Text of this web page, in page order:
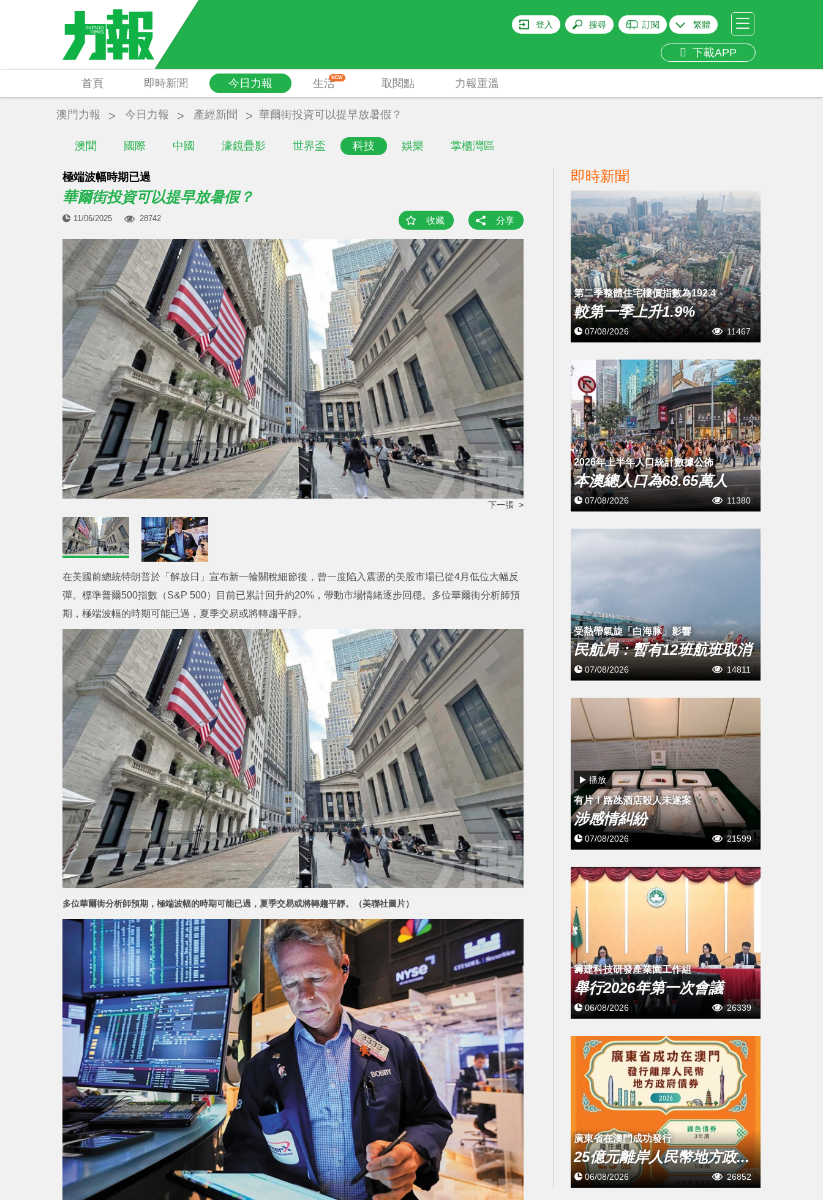
登入 搜尋 訂閱 繁體
下載APP
首頁 即時新聞 今日力報
澳聞 國際 中國 濠鏡疊影 世界盃 科技 娛樂 掌櫃灣區
生活NEW 取閱點 力報重溫
澳門力報 今日力報 產經新聞 華爾街投資可以提早放暑假？
極端波幅時期已過
華爾街投資可以提早放暑假？
11/06/2025 28742 收藏 分享
下一張 >
在美國前總統特朗普於「解放日」宣布新一輪關稅細節後，曾一度陷入震盪的美股市場已從4月低位大幅反
彈。標準普爾500指數（S&P 500）目前已累計回升約20%，帶動市場情緒逐步回穩。多位華爾街分析師預
期，極端波幅的時期可能已過，夏季交易或將轉趨平靜。
多位華爾街分析師預期，極端波幅的時期可能已過，夏季交易或將轉趨平靜。 （美聯社圖片）
即時新聞
第二季整體住宅樓價指數為192.4
較第一季上升1.9%
07/08/2026 11467
2026年上半年人口統計數據公佈
本澳總人口為68.65萬人
07/08/2026 11380
受熱帶氣旋「白海豚」影響
民航局：暫有12班航班取消
07/08/2026 14811
播放
有片！路氹酒店殺人未遂案
涉感情糾紛
07/08/2026 21599
籌建科技研發產業園工作組
舉行2026年第一次會議
06/08/2026 26339
廣東省在澳門成功發行
25億元離岸人民幣地方政...
06/08/2026 26852